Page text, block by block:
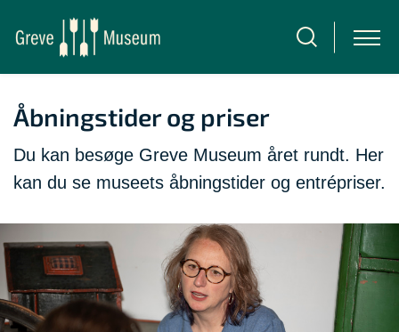
Åbningstider og priser
Du kan besøge Greve Museum året rundt. Her
kan du se museets åbningstider og entrépriser.